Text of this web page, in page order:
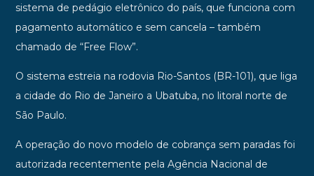
sistema de pedágio eletrônico do país, que funciona com
pagamento automático e sem cancela – também
chamado de “Free Flow”.
O sistema estreia na rodovia Rio-Santos (BR-101), que liga
a cidade do Rio de Janeiro a Ubatuba, no litoral norte de
São Paulo.
A operação do novo modelo de cobrança sem paradas foi
autorizada recentemente pela Agência Nacional de